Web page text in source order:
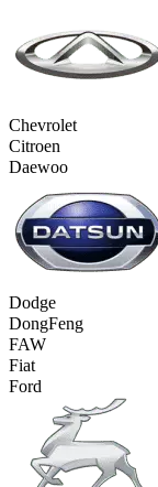
Chevrolet
Citroen
Daewoo
Dodge
DongFeng
FAW
Fiat
Ford